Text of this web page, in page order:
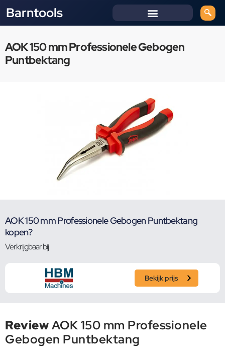
Barntools
AOK 150 mm Professionele Gebogen
Puntbektang
AOK 150 mm Professionele Gebogen Puntbektang
kopen?
Verkrijgbaar bij
Bekijk prijs
ReviewAOK 150 mm Professionele
Gebogen Puntbektang